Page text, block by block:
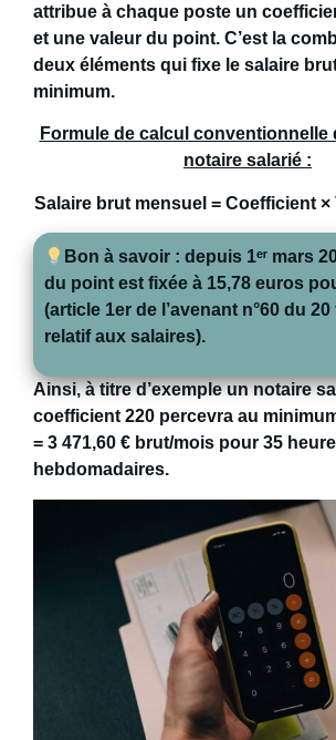
attribue à chaque poste un
et une valeur du point. C’est la
deux éléments qui fixe le salaire
minimum.
Formule de calcul conventionnelle
notaire salarié :
Salaire brut mensuel = Coefficient
Bon à savoir : depuis 1ᵉʳ mars
du point est fixée à 15,78 euros
(article 1er de l’avenant n°60 du
relatif aux salaires).
Ainsi, à titre d’exemple un notaire
coefficient 220 percevra au
= 3 471,60 € brut/mois pour 35
hebdomadaires.